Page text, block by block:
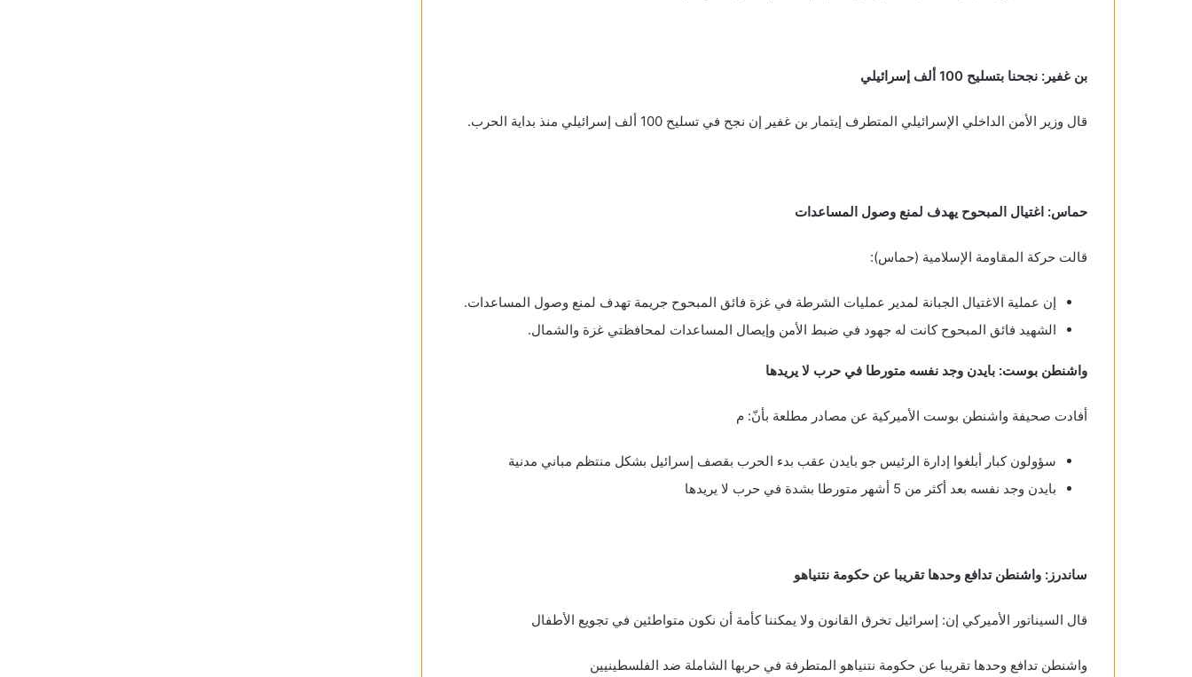
بن غفير: نجحنا بتسليح 100 ألف إسرائيلي
قال وزير الأمن الداخلي الإسرائيلي المتطرف إيتمار بن غفير إن نجح في تسليح 100 ألف إسرائيلي منذ بداية الحرب.
حماس: اغتيال المبحوح يهدف لمنع وصول المساعدات
قالت حركة المقاومة الإسلامية (حماس):
إن عملية الاغتيال الجبانة لمدير عمليات الشرطة في غزة فائق المبحوح جريمة تهدف لمنع وصول المساعدات.
الشهيد فائق المبحوح كانت له جهود في ضبط الأمن وإيصال المساعدات لمحافظتي غزة والشمال.
واشنطن بوست: بايدن وجد نفسه متورطا في حرب لا يريدها
أفادت صحيفة واشنطن بوست الأميركية عن مصادر مطلعة بأنّ: م
سؤولون كبار أبلغوا إدارة الرئيس جو بايدن عقب بدء الحرب بقصف إسرائيل بشكل منتظم مباني مدنية
بايدن وجد نفسه بعد أكثر من 5 أشهر متورطا بشدة في حرب لا يريدها
ساندرز: واشنطن تدافع وحدها تقريبا عن حكومة نتنياهو
قال السيناتور الأميركي إن: إسرائيل تخرق القانون ولا يمكننا كأمة أن نكون متواطئين في تجويع الأطفال
واشنطن تدافع وحدها تقريبا عن حكومة نتنياهو المتطرفة في حربها الشاملة ضد الفلسطينيين